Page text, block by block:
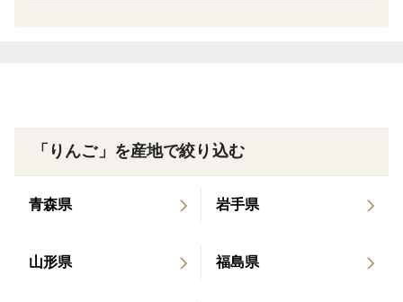
「りんご」を産地で絞り込む
青森県 岩手県
山形県 福島県